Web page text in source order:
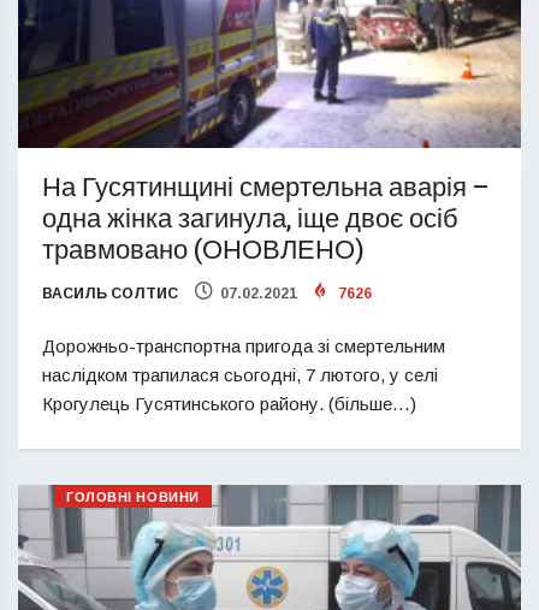
На Гусятинщині смертельна аварія –
одна жінка загинула, іще двоє осіб
травмовано (ОНОВЛЕНО)
ВАСИЛЬ СОЛТИС 07.02.2021 7626
Дорожньо-транспортна пригода зі смертельним
наслідком трапилася сьогодні, 7 лютого, у селі
Крогулець Гусятинського району. (більше…)
ГОЛОВНІ НОВИНИ